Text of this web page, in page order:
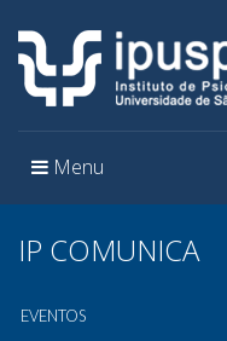
Toggle
Menu
IP COMUNICA
EVENTOS